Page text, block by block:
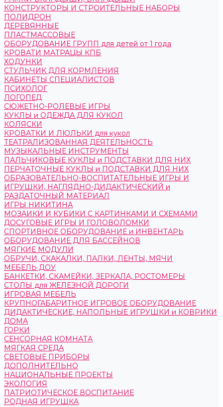
КОНСТРУКТОРЫ И СТРОИТЕЛЬНЫЕ НАБОРЫ
ПОЛИДРОН
ДЕРЕВЯННЫЕ
ПЛАСТМАССОВЫЕ
ОБОРУДОВАНИЕ ГРУПП для детей от 1 года
КРОВАТИ МАТРАЦЫ КПБ
ХОДУНКИ
СТУЛЬЧИК ДЛЯ КОРМЛЕНИЯ
КАБИНЕТЫ СПЕЦИАЛИСТОВ
ПСИХОЛОГ
ЛОГОПЕД
СЮЖЕТНО-РОЛЕВЫЕ ИГРЫ
КУКЛЫ и ОДЕЖДА ДЛЯ КУКОЛ
КОЛЯСКИ
КРОВАТКИ И ЛЮЛЬКИ для кукол
ТЕАТРАЛИЗОВАННАЯ ДЕЯТЕЛЬНОСТЬ
МУЗЫКАЛЬНЫЕ ИНСТРУМЕНТЫ
ПАЛЬЧИКОВЫЕ КУКЛЫ и ПОДСТАВКИ ДЛЯ НИХ
ПЕРЧАТОЧНЫЕ КУКЛЫ и ПОДСТАВКИ ДЛЯ НИХ
ОБРАЗОВАТЕЛЬНО-ВОСПИТАТЕЛЬНЫЕ ИГРЫ И
ИГРУШКИ, НАГЛЯДНО-ДИДАКТИЧЕСКИЙ и
РАЗДАТОЧНЫЙ МАТЕРИАЛ
ИГРЫ НИКИТИНА
МОЗАИКИ И КУБИКИ С КАРТИНКАМИ И СХЕМАМИ
ДОСУГОВЫЕ ИГРЫ И ГОЛОВОЛОМКИ
СПОРТИВНОЕ ОБОРУДОВАНИЕ и ИНВЕНТАРЬ
ОБОРУДОВАНИЕ ДЛЯ БАССЕЙНОВ
МЯГКИЕ МОДУЛИ
ОБРУЧИ, СКАКАЛКИ, ПАЛКИ, ЛЕНТЫ, МЯЧИ
МЕБЕЛЬ ДОУ
БАНКЕТКИ, СКАМЕЙКИ, ЗЕРКАЛА, РОСТОМЕРЫ
СТОЛЫ для ЖЕЛЕЗНОЙ ДОРОГИ
ИГРОВАЯ МЕБЕЛЬ
КРУПНОГАБАРИТНОЕ ИГРОВОЕ ОБОРУДОВАНИЕ
ДИДАКТИЧЕСКИЕ, НАПОЛЬНЫЕ ИГРУШКИ и КОВРИКИ
ДОМА
ГОРКИ
СЕНСОРНАЯ КОМНАТА
МЯГКАЯ СРЕДА
СВЕТОВЫЕ ПРИБОРЫ
ДОПОЛНИТЕЛЬНО
НАЦИОНАЛЬНЫЕ ПРОЕКТЫ
ЭКОЛОГИЯ
ПАТРИОТИЧЕСКОЕ ВОСПИТАНИЕ
РОДНАЯ ИГРУШКА